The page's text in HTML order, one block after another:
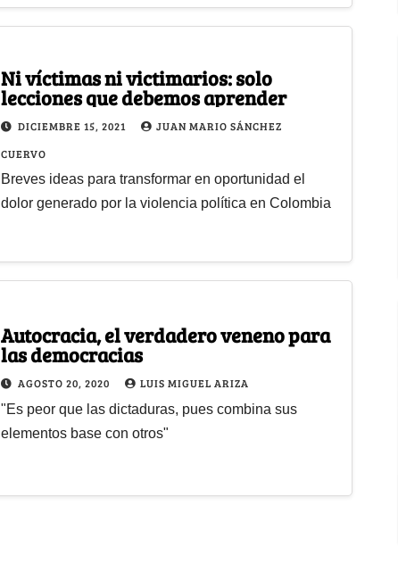
Ni víctimas ni victimarios: solo
lecciones que debemos aprender
DICIEMBRE 15, 2021
JUAN MARIO SÁNCHEZ
CUERVO
Breves ideas para transformar en oportunidad el
dolor generado por la violencia política en Colombia
Autocracia, el verdadero veneno para
las democracias
AGOSTO 20, 2020 LUIS MIGUEL ARIZA
"Es peor que las dictaduras, pues combina sus
elementos base con otros"